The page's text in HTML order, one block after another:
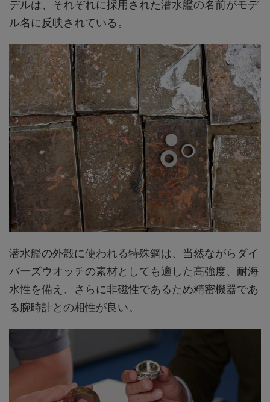
デルは、それぞれに採用された潜水艦の名前がモデ
ル名に反映されている。
潜水艦の外殻に使われる特殊鋼は、当然ながらダイ
バーズウオッチの素材としても適した高強度、耐海
水性を備え、さらに非磁性であるため精密機器であ
る腕時計との相性が良い。